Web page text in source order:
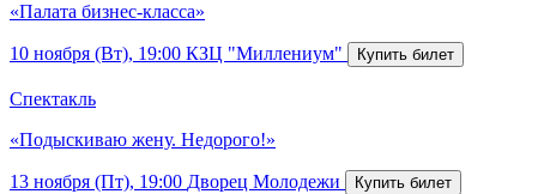
«Палата бизнес-класса»
10 ноября (Вт), 19:00 КЗЦ "Миллениум"
Спектакль
«Подыскиваю жену. Недорого!»
13 ноября (Пт), 19:00 Дворец Молодежи